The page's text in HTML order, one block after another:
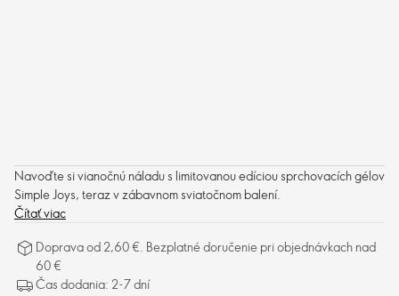
Navoďte si vianočnú náladu s limitovanou edíciou sprchovacích gélov
Simple Joys, teraz v zábavnom sviatočnom balení.
Čítať viac
Doprava od 2,60 €. Bezplatné doručenie pri objednávkach nad
60 €
Čas dodania: 2-7 dní